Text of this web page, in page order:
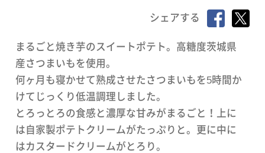
シェアする
まるごと焼き芋のスイートポテト。高糖度茨城県
産さつまいもを使用。
何ヶ月も寝かせて熟成させたさつまいもを5時間か
けてじっくり低温調理しました。
とろっとろの食感と濃厚な甘みがまるごと！上に
は自家製ポテトクリームがたっぷりと。更に中に
はカスタードクリームがとろり。